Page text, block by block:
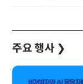
주요 행사 ❯